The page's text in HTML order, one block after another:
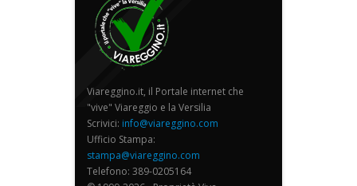
Viareggino.it, il Portale internet che
"vive" Viareggio e la Versilia
Scrivici: info@viareggino.com
Ufficio Stampa:
stampa@viareggino.com
Telefono: 389-0205164